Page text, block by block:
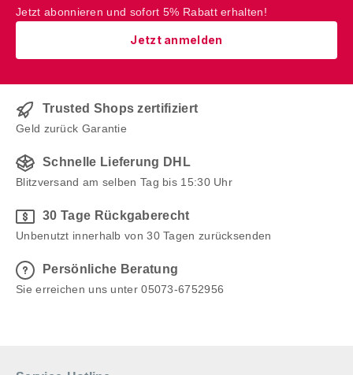
Jetzt abonnieren und sofort 5% Rabatt erhalten!
Jetzt anmelden
Trusted Shops zertifiziert
Geld zurück Garantie
Schnelle Lieferung DHL
Blitzversand am selben Tag bis 15:30 Uhr
30 Tage Rückgaberecht
Unbenutzt innerhalb von 30 Tagen zurücksenden
Persönliche Beratung
Sie erreichen uns unter 05073-6752956